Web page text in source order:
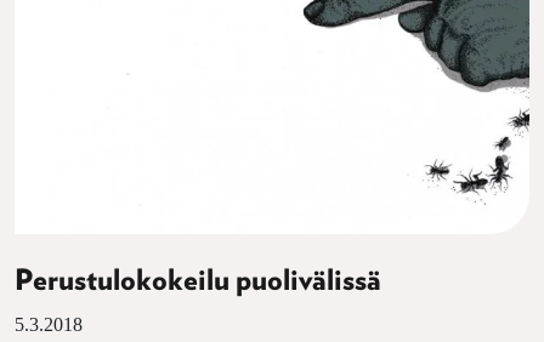
Perustulokokeilu puolivälissä
5.3.2018